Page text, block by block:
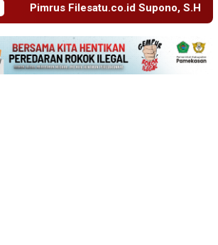
Supono, S.H. Menuju Tanah Suci,